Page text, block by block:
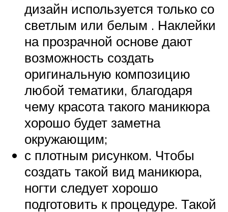
дизайн используется только со
светлым или белым . Наклейки
на прозрачной основе дают
возможность создать
оригинальную композицию
любой тематики, благодаря
чему красота такого маникюра
хорошо будет заметна
окружающим;
с плотным рисунком. Чтобы
создать такой вид маникюра,
ногти следует хорошо
подготовить к процедуре. Такой